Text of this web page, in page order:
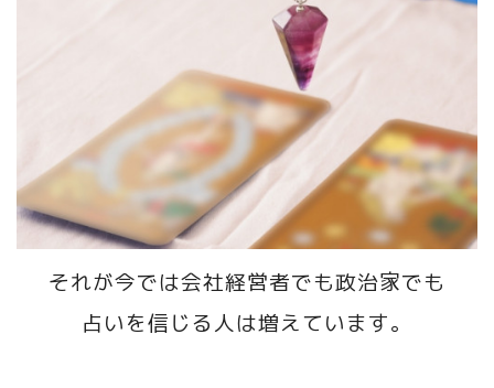
それが今では会社経営者でも政治家でも
占いを信じる人は増えています。